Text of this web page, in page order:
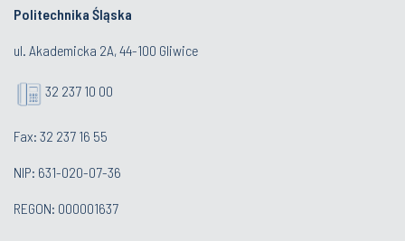
Politechnika Śląska
ul. Akademicka 2A, 44-100 Gliwice
32 237 10 00
Fax: 32 237 16 55
NIP: 631-020-07-36
REGON: 000001637